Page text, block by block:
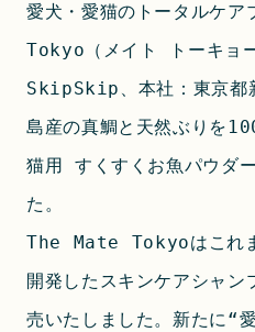
愛犬・愛猫のトータルケ
Tokyo（メイト トーキョ
SkipSkip、本社：東京都
島産の真鯛と天然ぶりを
猫用 すくすくお魚パウダ
た。
The Mate Tokyoはこれま
開発したスキンケアシャン
売いたしました。新たに“